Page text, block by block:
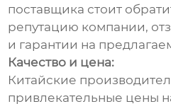
поставщика стоит
репутацию компании,
и гарантии на
Качество и цена:
Китайские
привлекательные цены